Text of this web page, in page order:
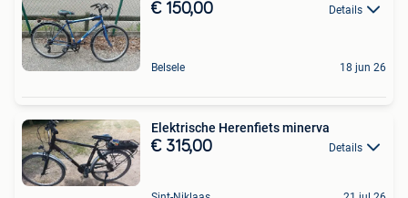
€ 150,00 Details
Belsele 18 jun 26
Elektrische Herenfiets minerva
€ 315,00 Details